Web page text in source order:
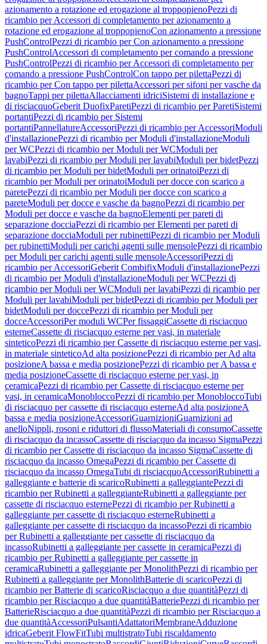
azionamento a rotazione ed erogazione al troppopienoPezzi di
ricambio per Accessori di completamento per azionamento a
rotazione ed erogazione al troppopienoCon azionamento a pressione
PushControlPezzi di ricambio per Con azionamento a pressione
PushControlAccessori di completamento per comando a pressione
PushControlPezzi di ricambio per Accessori di completamento per
comando a pressione PushControlCon tappo per pilettaPezzi di
ricambio per Con tappo per pilettaAccessori per sifoni per vasche da
bagnoTappi per pilettaAllacciamenti idriciSistemi di installazione e
di risciacquoGeberit DuofixParetiPezzi di ricambio per ParetiSistemi
portantiPezzi di ricambio per Sistemi
portantiPannellatureAccessoriPezzi di ricambio per AccessoriModuli
d'installazionePezzi di ricambio per Moduli d'installazioneModuli
per WCPezzi di ricambio per Moduli per WCModuli per
lavabiPezzi di ricambio per Moduli per lavabiModuli per bidetPezzi
di ricambio per Moduli per bidetModuli per orinatoiPezzi di
ricambio per Moduli per orinatoiModuli per docce con scarico a
paretePezzi di ricambio per Moduli per docce con scarico a
pareteModuli per docce e vasche da bagnoPezzi di ricambio per
Moduli per docce e vasche da bagnoElementi per pareti di
separazione docciaPezzi di ricambio per Elementi per pareti di
separazione docciaModuli per rubinettiPezzi di ricambio per Moduli
per rubinettiModuli per carichi agenti sulle mensolePezzi di ricambio
per Moduli per carichi agenti sulle mensoleAccessoriPezzi di
ricambio per AccessoriGeberit CombifixModuli d'installazionePezzi
di ricambio per Moduli d'installazioneModuli per WCPezzi di
ricambio per Moduli per WCModuli per lavabiPezzi di ricambio per
Moduli per lavabiModuli per bidetPezzi di ricambio per Moduli per
bidetModuli per doccePezzi di ricambio per Moduli per
docceAccessoriPer moduli WCPer fissaggiCassette di risciacquo
esterneCassette di risciacquo esterne per vasi, in materiale
sinteticoPezzi di ricambio per Cassette di risciacquo esterne per vasi,
in materiale sinteticoAd alta posizionePezzi di ricambio per Ad alta
posizioneA bassa e media posizionePezzi di ricambio per A bassa e
media posizioneCassette di risciacquo esterne per vasi, in
ceramicaPezzi di ricambio per Cassette di risciacquo esterne per
vasi, in ceramicaMonobloccoPezzi di ricambio per MonobloccoTubi
di risciacquo per cassette di risciacquo esterneAd alta posizioneA
bassa e media posizioneAccessoriGuarnizioniGuarnizioni ad
anelloNippli, rosoni e riduttori di flussoMateriali di consumoCassette
di risciacquo da incassoCassette di risciacquo da incasso SigmaPezzi
di ricambio per Cassette di risciacquo da incasso SigmaCassette di
risciacquo da incasso OmegaPezzi di ricambio per Cassette di
risciacquo da incasso OmegaTubi di risciacquoAccessoriRubinetti a
galleggiante e batterie di scaricoRubinetti a galleggiantePezzi di
ricambio per Rubinetti a galleggianteRubinetti a galleggiante per
cassette di risciacquo esternePezzi di ricambio per Rubinetti a
galleggiante per cassette di risciacquo esterneRubinetti a
galleggiante per cassette di risciacquo da incassoPezzi di ricambio
per Rubinetti a galleggiante per cassette di risciacquo da
incassoRubinetti a galleggiante per cassette in ceramicaPezzi di
ricambio per Rubinetti a galleggiante per cassette in
ceramicaRubinetti a galleggiante per MonolithPezzi di ricambio per
Rubinetti a galleggiante per MonolithBatterie di scaricoPezzi di
ricambio per Batterie di scaricoRisciacquo a due quantitàPezzi di
ricambio per Risciacquo a due quantitàBatteriePezzi di ricambio per
BatterieRisciacquo a due quantitàPezzi di ricambio per Risciacquo a
due quantitàAccessoriPulsantiAdattatoriMembraneAdduzione
idricaGeberit FlowFitTubi multistratoTubi riscaldamento